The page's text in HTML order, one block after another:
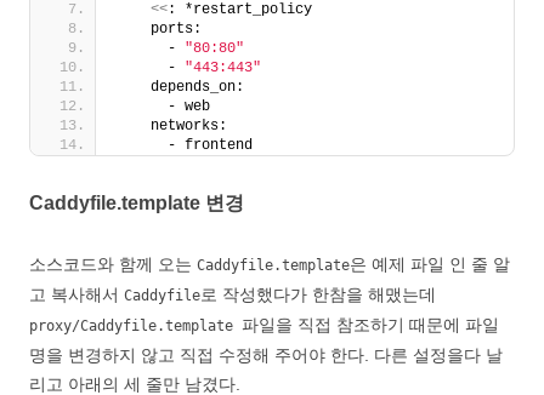
<<: *restart_policy
    ports:
      -
"80:80"
      -
"443:443"
    depends_on:
      - web
    networks:
      - frontend
Caddyfile.template 변경
소스코드와 함께 오는 Caddyfile.template은 예제 파일 인 줄 알
고 복사해서 Caddyfile로 작성했다가 한참을 해맸는데
proxy/Caddyfile.template 파일을 직접 참조하기 때문에 파일
명을 변경하지 않고 직접 수정해 주어야 한다. 다른 설정을다 날
리고 아래의 세 줄만 남겼다.